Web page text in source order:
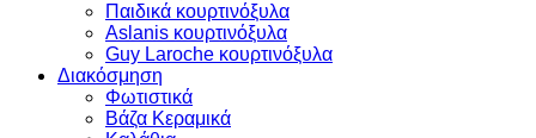
Παιδικά κουρτινόξυλα
Aslanis κουρτινόξυλα
Guy Laroche κουρτινόξυλα
Διακόσμηση
Φωτιστικά
Βάζα Κεραμικά